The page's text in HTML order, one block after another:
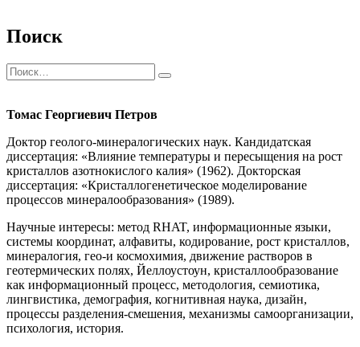
Поиск
Искать:
Поиск
Томас Георгиевич Петров
Доктор геолого-минералогических наук. Кандидатская
диссертация: «Влияние температуры и пересыщения на рост
кристаллов азотнокислого калия» (1962). Докторская
диссертация: «Кристаллогенетическое моделирование
процессов минералообразования» (1989).
Научные интересы: метод RHAT, информационные языки,
системы координат, алфавиты, кодирование, рост кристаллов,
минералогия, гео-и космохимия, движение растворов в
геотермических полях, Йеллоустоун, кристаллообразование
как информационный процесс, методология, семиотика,
лингвистика, демография, когнитивная наука, дизайн,
процессы разделения-смешения, механизмы самоорганизации,
психология, история.